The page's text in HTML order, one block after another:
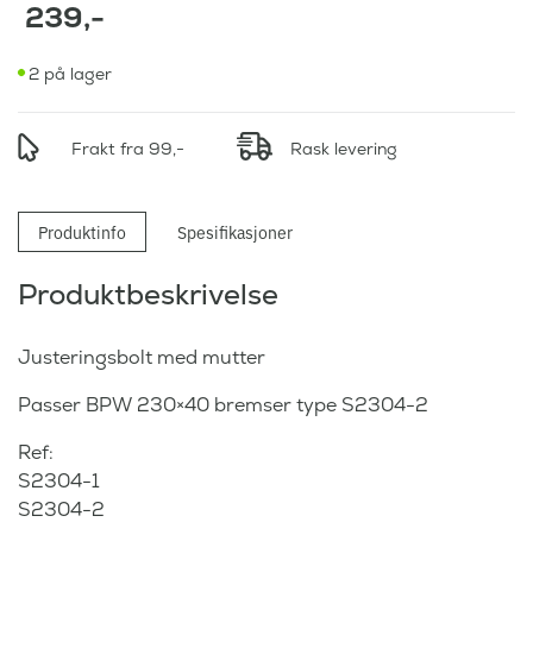
239,-
2 på lager
Frakt fra 99,- Rask levering
Produktinfo Spesifikasjoner
Produktbeskrivelse
Justeringsbolt med mutter
Passer BPW 230×40 bremser type S2304-2
Ref:
S2304-1
S2304-2